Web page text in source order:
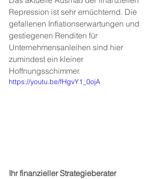
Repression ist sehr ernüchternd. Die
gefallenen Inflationserwartungen und
gestiegenen Renditen für
Unternehmensanleihen sind hier
zumindest ein kleiner
Hoffnungsschimmer.
https://youtu.be/fHgvY1_0ojA
Ihr finanzieller Strategieberater